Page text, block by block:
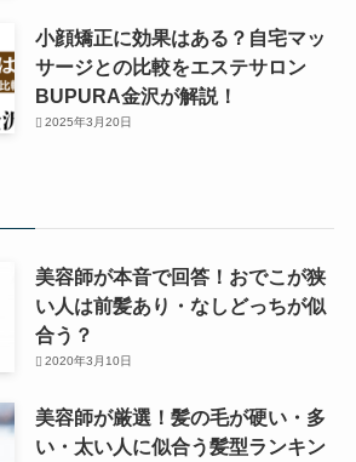
小顔矯正に効果はある？自宅マッ
サージとの比較をエステサロン
BUPURA金沢が解説！
2025年3月20日
美容師が本音で回答！おでこが狭
い人は前髪あり・なしどっちが似
合う？
2020年3月10日
美容師が厳選！髪の毛が硬い・多
い・太い人に似合う髪型ランキン